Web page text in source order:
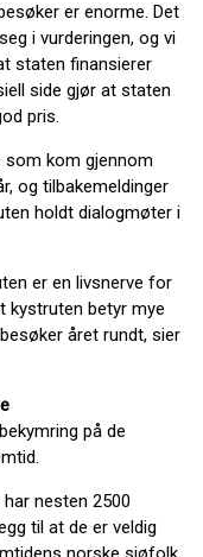
er enorme. Det
i vurderingen, og vi
staten finansierer
side gjør at staten
pris.
som kom gjennom
og tilbakemeldinger
holdt dialogmøter i
er en livsnerve for
kystruten betyr mye
året rundt, sier
på de
nesten 2500
til at de er veldig